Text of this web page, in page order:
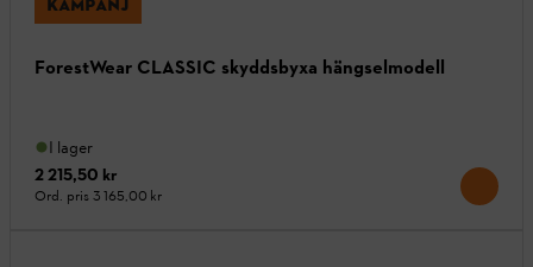
KAMPANJ
ForestWear CLASSIC skyddsbyxa hängselmodell
I lager
2 215,50 kr
Ord. pris 3 165,00 kr